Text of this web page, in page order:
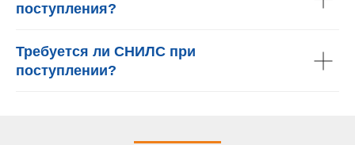
поступления?
Требуется ли СНИЛС при
поступлении?